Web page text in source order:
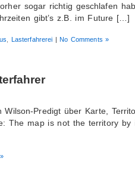
sogar richtig geschlafen
gibt’s z.B. im Future […]
Lasterfahrerei | No Comments »
Predigt über Karte,
The map is not the territory by